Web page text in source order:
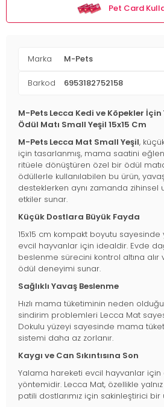
Pet Card
Marka M-Pets
Barkod 6953182752158
M-Pets Lecca Kedi ve Köpekler
Ödül Matı Small Yeşil 15x15 Cm
M-Pets Lecca Mat Small Yeşil,
için tasarlanmış, mama saatini
ritüele dönüştüren özel bir ödül
ödüllerle kullanılabilen bu ürün,
desteklerken aynı zamanda zihinsel
etkiler sunar.
Küçük Dostlara Büyük Fayda
15x15 cm kompakt boyutu sayesinde
evcil hayvanlar için idealdir. Evde
beslenme sürecini kontrol altına alır
ödül deneyimi sunar.
Sağlıklı Yavaş Beslenme
Hızlı mama tüketiminin neden olduğu
sindirim problemleri Lecca Mat
Dokulu yüzeyi sayesinde mama
sistemi daha az zorlanır.
Kaygı ve Can Sıkıntısına Son
Yalama hareketi evcil hayvanlar
yöntemidir. Lecca Mat, özellikle
patili dostlarımız için sakinleştirici